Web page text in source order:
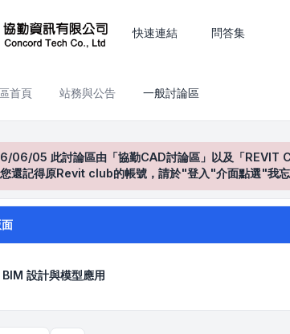
快速連結 問答集
首頁 站務與公告 一般討論區
06/05 此討論區由「協勤CAD討論區」以及「REVIT
還記得原Revit club的帳號，請於"登入"介面點選"我忘
BIM 設計與模型應用